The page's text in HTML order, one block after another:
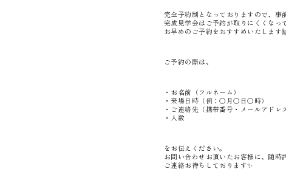
完全予約制となっておりますので、事
完成見学会はご予約が取りにくくなっ
お早めのご予約をおすすめいたします
ご予約の際は、
・お名前（フルネーム）
・来場日時（例：〇月〇日〇時）
・ご連絡先（携帯番号・メールアドレ
・人数
をお伝えください。
お問い合わせお頂いたお客様に、随時
ご連絡お待ちしております✨